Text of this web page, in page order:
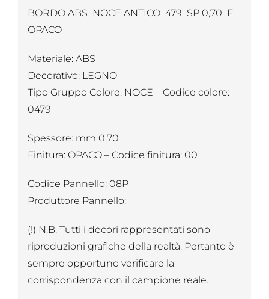
BORDO ABS NOCE ANTICO 479 SP 0,70 F.
OPACO
Materiale: ABS
Decorativo: LEGNO
Tipo Gruppo Colore: NOCE – Codice colore:
0479
Spessore: mm 0.70
Finitura: OPACO – Codice finitura: 00
Codice Pannello: 08P
Produttore Pannello:
(!) N.B. Tutti i decori rappresentati sono
riproduzioni grafiche della realtà. Pertanto è
sempre opportuno verificare la
corrispondenza con il campione reale.